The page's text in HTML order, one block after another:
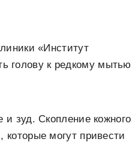
«Институт
голову к редкому мытью
зуд. Скопление кожного
могут привести